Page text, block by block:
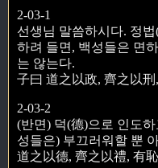
2-03-1
선생님 말씀하시다. 정
하려 들면, 백성들은 면
는 않는다.
子曰 道之以政, 齊之以
2-03-2
(반면) 덕(德)으로 인도
성들은) 부끄러워할 뿐
道之以德, 齊之以禮, 有